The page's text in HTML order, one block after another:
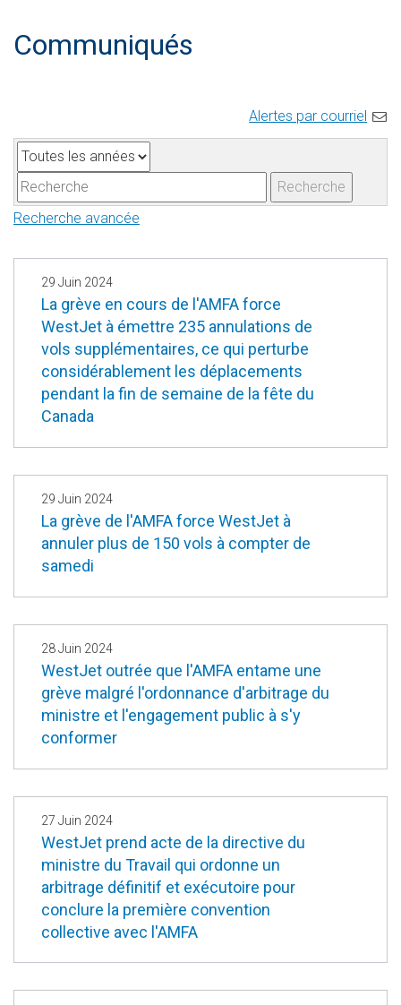
Communiqués
Alertes par courriel
A
n
n
é
o
t
l
é
s
Recherche
Recherche avancée
29 Juin 2024
La grève en cours de l'AMFA force
WestJet à émettre 235 annulations de
vols supplémentaires, ce qui perturbe
considérablement les déplacements
pendant la fin de semaine de la fête du
Canada
29 Juin 2024
La grève de l'AMFA force WestJet à
annuler plus de 150 vols à compter de
samedi
28 Juin 2024
WestJet outrée que l'AMFA entame une
grève malgré l'ordonnance d'arbitrage du
ministre et l'engagement public à s'y
conformer
27 Juin 2024
WestJet prend acte de la directive du
ministre du Travail qui ordonne un
arbitrage définitif et exécutoire pour
conclure la première convention
collective avec l'AMFA